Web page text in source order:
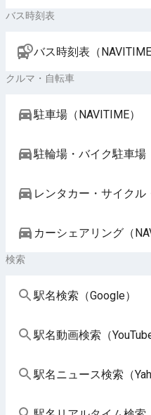
バス時刻表
バス時刻表（NAVITIME
クルマ・自転車
駐車場（NAVITIME）
駐輪場・バイク駐車場
レンタカー・サイクル
カーシェアリング（
検索
駅名検索（Google）
駅名動画検索（YouTube
駅名ニュース検索（